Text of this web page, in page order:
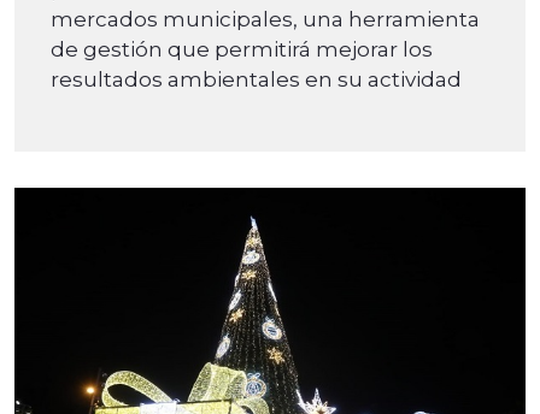
mercados municipales, una herramienta
de gestión que permitirá mejorar los
resultados ambientales en su actividad